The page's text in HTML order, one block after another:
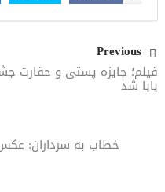
ایران را می‌گیرد
Previous
فیلم؛ جایزه پستی و حقارت
بابا شد
خطاب به سرداران: